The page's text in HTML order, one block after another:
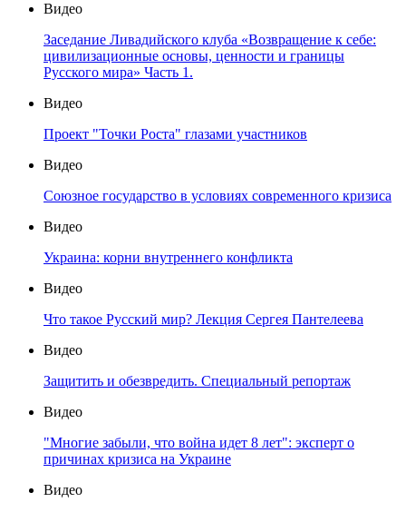
Видео
Заседание Ливадийского клуба «Возвращение к себе:
цивилизационные основы, ценности и границы
Русского мира» Часть 1.
Видео
Проект "Точки Роста" глазами участников
Видео
Союзное государство в условиях современного кризиса
Видео
Украина: корни внутреннего конфликта
Видео
Что такое Русский мир? Лекция Сергея Пантелеева
Видео
Защитить и обезвредить. Специальный репортаж
Видео
"Многие забыли, что война идет 8 лет": эксперт о
причинах кризиса на Украине
Видео